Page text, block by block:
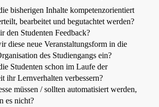
bisherigen Inhalte kompetenzorientiert
bearbeitet und begutachtet werden?
den Studenten Feedback?
diese neue Veranstaltungsform in die
des Studiengangs ein?
Studenten schon im Laufe der
ihr Lernverhalten verbessern?
müssen / sollten automatisiert werden,
es nicht?